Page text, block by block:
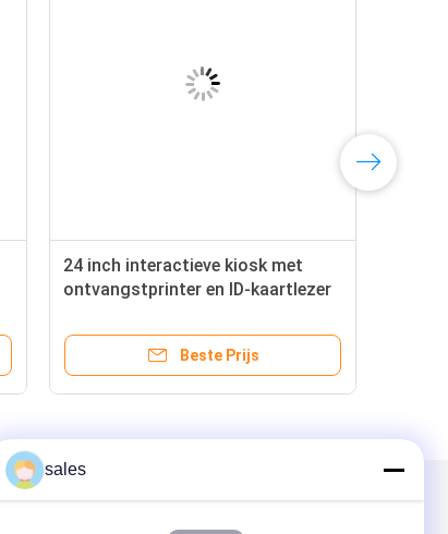
24 inch interactieve kiosk met
ontvangstprinter en ID-kaartlezer
Beste Prijs
sales